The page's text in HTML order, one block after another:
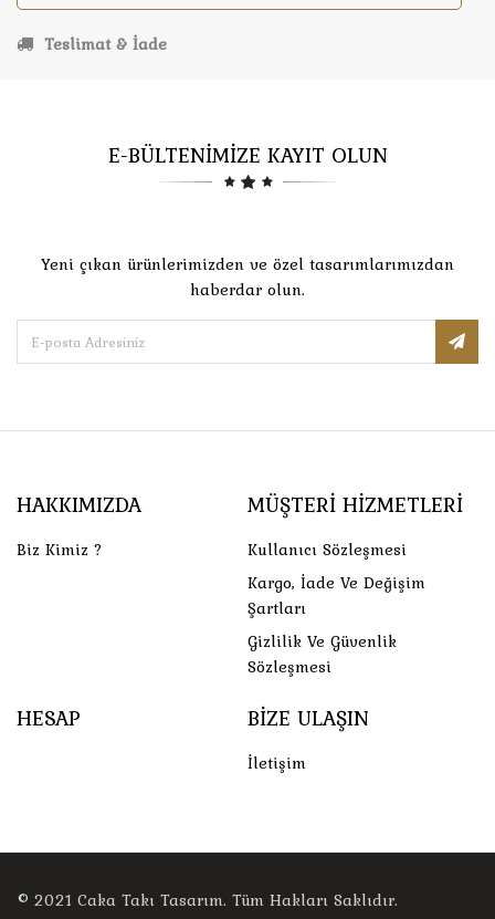
Teslimat & İade
E-BÜLTENİMİZE KAYIT OLUN
Yeni çıkan ürünlerimizden ve özel tasarımlarımızdan
haberdar olun.
HAKKIMIZDA
Biz Kimiz ?
MÜŞTERI HIZMETLERI
Kullanıcı Sözleşmesi
Kargo, İade Ve Değişim
Şartları
Gizlilik Ve Güvenlik
Sözleşmesi
HESAP BIZE ULAŞIN
İletişim
© 2021 Caka Takı Tasarım. Tüm Hakları Saklıdır.